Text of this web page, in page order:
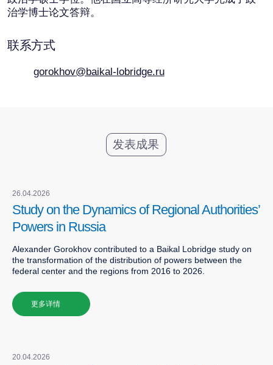
26.04.2026
Study on the Dynamics of Regional Authorities’
Powers in Russia
Alexander Gorokhov contributed to a Baikal Lobridge study on
the transformation of the distribution of powers between the
federal center and the regions from 2016 to 2026.
更多详情
20.04.2026